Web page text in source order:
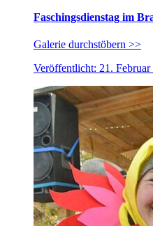
Faschingsdienstag im
Galerie durchstöbern >>
Veröffentlicht: 21. Februar